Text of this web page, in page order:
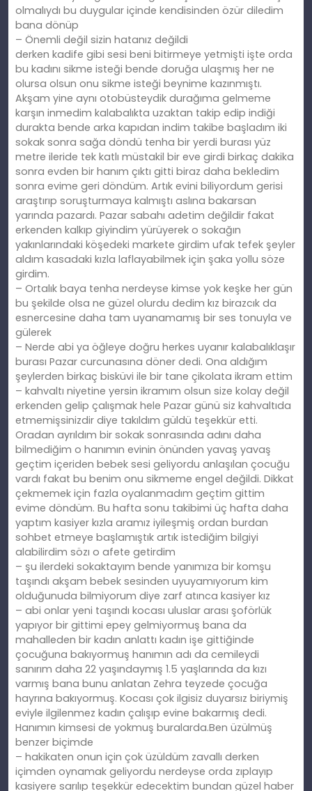
olmalıydı bu duygular içinde kendisinden özür diledim
bana dönüp
– Önemli değil sizin hatanız değildi
derken kadife gibi sesi beni bitirmeye yetmişti işte orda
bu kadını sikme isteği bende doruğa ulaşmış her ne
olursa olsun onu sikme isteği beynime kazınmıştı.
Akşam yine aynı otobüsteydik durağıma gelmeme
karşın inmedim kalabalıkta uzaktan takip edip indiği
durakta bende arka kapıdan indim takibe başladım iki
sokak sonra sağa döndü tenha bir yerdi burası yüz
metre ileride tek katlı müstakil bir eve girdi birkaç dakika
sonra evden bir hanım çıktı gitti biraz daha bekledim
sonra evime geri döndüm. Artık evini biliyordum gerisi
araştırıp soruşturmaya kalmıştı aslına bakarsan
yarında pazardı. Pazar sabahı adetim değildir fakat
erkenden kalkıp giyindim yürüyerek o sokağın
yakınlarındaki köşedeki markete girdim ufak tefek şeyler
aldım kasadaki kızla laflayabilmek için şaka yollu söze
girdim.
– Ortalık baya tenha nerdeyse kimse yok keşke her gün
bu şekilde olsa ne güzel olurdu dedim kız birazcık da
esnercesine daha tam uyanamamış bir ses tonuyla ve
gülerek
– Nerde abi ya öğleye doğru herkes uyanır kalabalıklaşır
burası Pazar curcunasına döner dedi. Ona aldığım
şeylerden birkaç bisküvi ile bir tane çikolata ikram ettim
– kahvaltı niyetine yersin ikramım olsun size kolay değil
erkenden gelip çalışmak hele Pazar günü siz kahvaltıda
etmemişsinizdir diye takıldım güldü teşekkür etti.
Oradan ayrıldım bir sokak sonrasında adını daha
bilmediğim o hanımın evinin önünden yavaş yavaş
geçtim içeriden bebek sesi geliyordu anlaşılan çocuğu
vardı fakat bu benim onu sikmeme engel değildi. Dikkat
çekmemek için fazla oyalanmadım geçtim gittim
evime döndüm. Bu hafta sonu takibimi üç hafta daha
yaptım kasiyer kızla aramız iyileşmiş ordan burdan
sohbet etmeye başlamıştık artık istediğim bilgiyi
alabilirdim sözı o afete getirdim
– şu ilerdeki sokaktayım bende yanımıza bir komşu
taşındı akşam bebek sesinden uyuyamıyorum kim
olduğunuda bilmiyorum diye zarf atınca kasiyer kız
– abi onlar yeni taşındı kocası uluslar arası şoförlük
yapıyor bir gittimi epey gelmiyormuş bana da
mahalleden bir kadın anlattı kadın işe gittiğinde
çocuğuna bakıyormuş hanımın adı da cemileydi
sanırım daha 22 yaşındaymış 1.5 yaşlarında da kızı
varmış bana bunu anlatan Zehra teyzede çocuğa
hayrına bakıyormuş. Kocası çok ilgisiz duyarsız biriymiş
eviyle ilgilenmez kadın çalışıp evine bakarmış dedi.
Hanımın kimsesi de yokmuş buralarda.Ben üzülmüş
benzer biçimde
– hakikaten onun için çok üzüldüm zavallı derken
içimden oynamak geliyordu nerdeyse orda zıplayıp
kasiyere sarılıp teşekkür edecektim bundan güzel haber